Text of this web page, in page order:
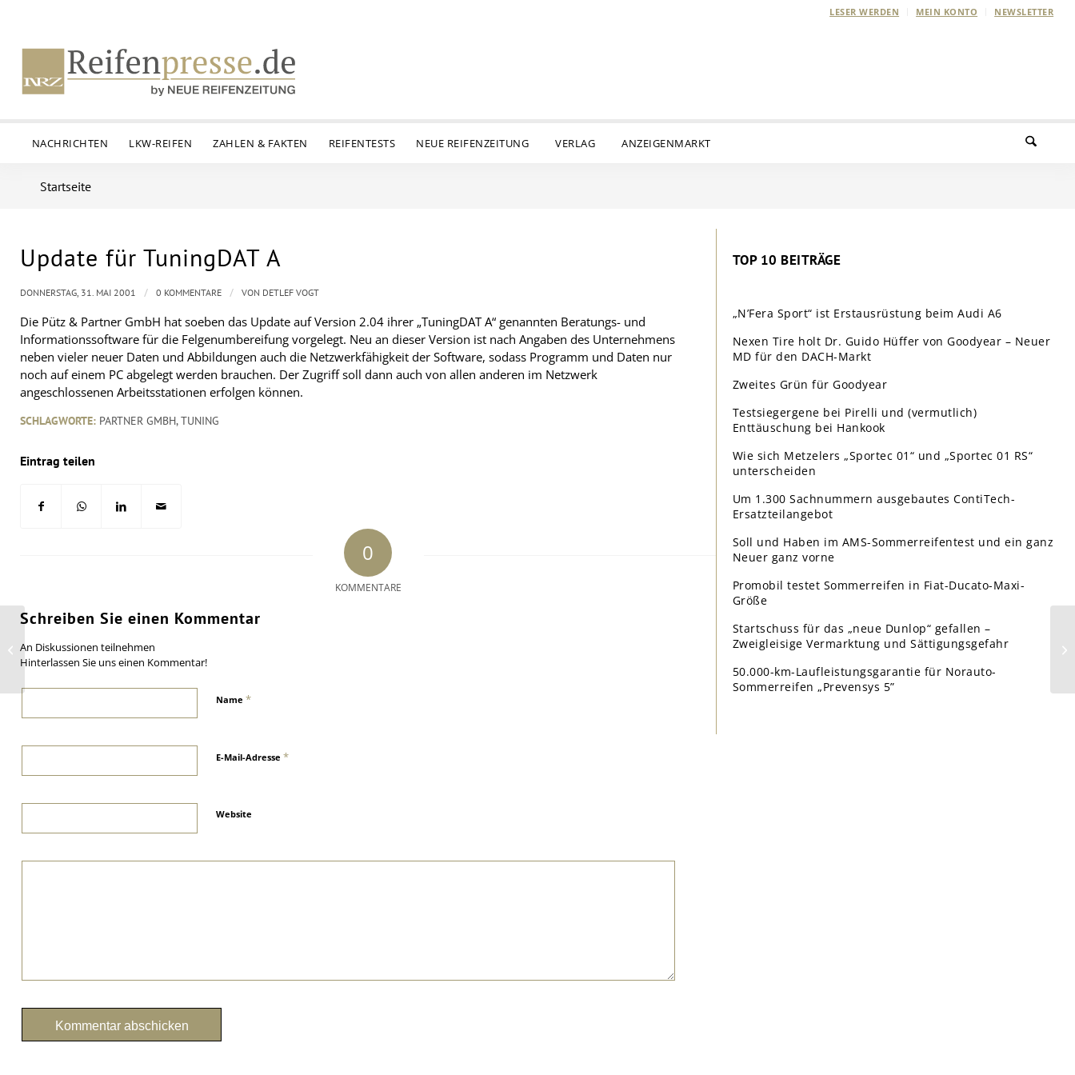
LESER WERDEN MEIN KONTO NEWSLETTER
NACHRICHTEN LKW-REIFEN ZAHLEN & FAKTEN REIFENTESTS NEUE REIFENZEITUNG VERLAG ANZEIGENMARKT
Startseite
Update für TuningDAT A
Die Pütz & Partner GmbH hat soeben das Update auf Version 2.04 ihrer „TuningDAT A“ genannten Beratungs- und
Informationssoftware für die Felgenumbereifung vorgelegt. Neu an dieser Version ist nach Angaben des Unternehmens
neben vieler neuer Daten und Abbildungen auch die Netzwerkfähigkeit der Software, sodass Programm und Daten nur
noch auf einem PC abgelegt werden brauchen. Der Zugriff soll dann auch von allen anderen im Netzwerk
angeschlossenen Arbeitsstationen erfolgen können.
DONNERSTAG, 31. MAI 2001 / 0 KOMMENTARE / VON DETLEF VOGT
SCHLAGWORTE: PARTNER GMBH,TUNING
Eintrag teilen
0
KOMMENTARE
Schreiben Sie einen Kommentar
An Diskussionen teilnehmen
Hinterlassen Sie uns einen Kommentar!
Name *
E-Mail-Adresse *
Website
TOP 10 BEITRÄGE
„N’Fera Sport“ ist Erstausrüstung beim Audi A6
Nexen Tire holt Dr. Guido Hüffer von Goodyear – Neuer
MD für den DACH-Markt
Zweites Grün für Goodyear
Testsiegergene bei Pirelli und (vermutlich)
Enttäuschung bei Hankook
Wie sich Metzelers „Sportec 01“ und „Sportec 01 RS“
unterscheiden
Um 1.300 Sachnummern ausgebautes ContiTech-
Ersatzteilangebot
Soll und Haben im AMS-Sommerreifentest und ein ganz
Neuer ganz vorne
Promobil testet Sommerreifen in Fiat-Ducato-Maxi-
Größe
Startschuss für das „neue Dunlop“ gefallen –
Zweigleisige Vermarktung und Sättigungsgefahr
50.000-km-Laufleistungsgarantie für Norauto-
Sommerreifen „Prevensys 5”
Neuer Chef des Flottengeschäfts bei
National Tyres